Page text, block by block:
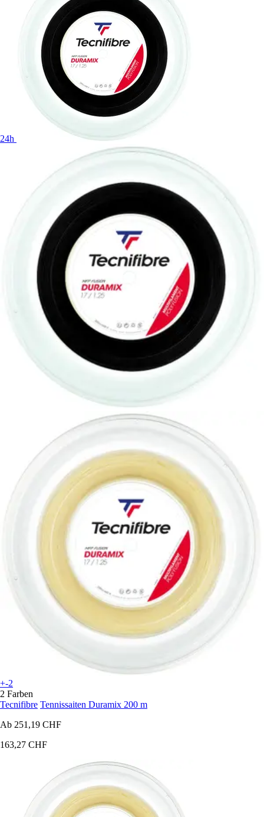
24h
+-2
2 Farben
Tecnifibre Tennissaiten Duramix 200 m
Ab 251,19 CHF
163,27 CHF